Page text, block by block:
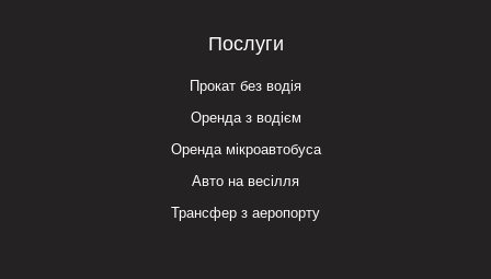
Послуги
Прокат без водія
Оренда з водієм
Оренда мікроавтобуса
Авто на весілля
Трансфер з аеропорту